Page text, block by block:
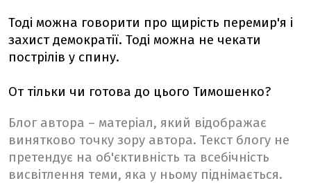
Тоді можна говорити про щирість перемир'я і
захист демократії. Тоді можна не чекати
пострілів у спину.
От тільки чи готова до цього Тимошенко?
Блог автора – матеріал, який відображає
винятково точку зору автора. Текст блогу не
претендує на об'єктивність та всебічність
висвітлення теми, яка у ньому піднімається.